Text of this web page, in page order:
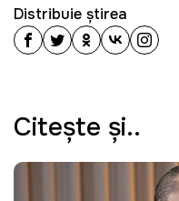
Distribuie știrea
Citeşte şi..